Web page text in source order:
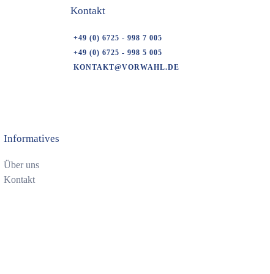
Kontakt
+49 (0) 6725 - 998 7 005
+49 (0) 6725 - 998 5 005
KONTAKT@VORWAHL.DE
Informatives
Über uns
Kontakt